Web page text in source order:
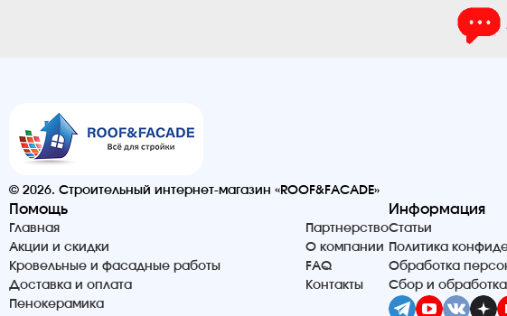
© 2026. Строительный интернет-магазин «ROOF&FACADE»
Помощь
Главная
Акции и скидки
Кровельные и фасадные работы
Доставка и оплата
Партнерство
О компании
FAQ
Контакты
Пенокерамика
Информация
Статьи
Политика
Обработка
Сбор и